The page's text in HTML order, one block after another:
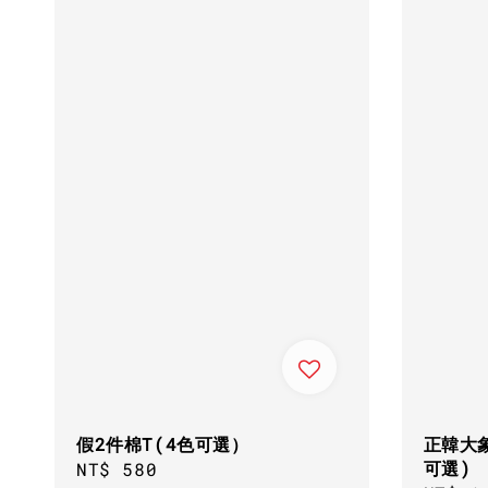
假2件棉T(4色可選）
Regular
NT$ 580
正韓大
可選)